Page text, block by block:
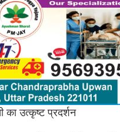
का उत्कृष्ट प्रदर्शन